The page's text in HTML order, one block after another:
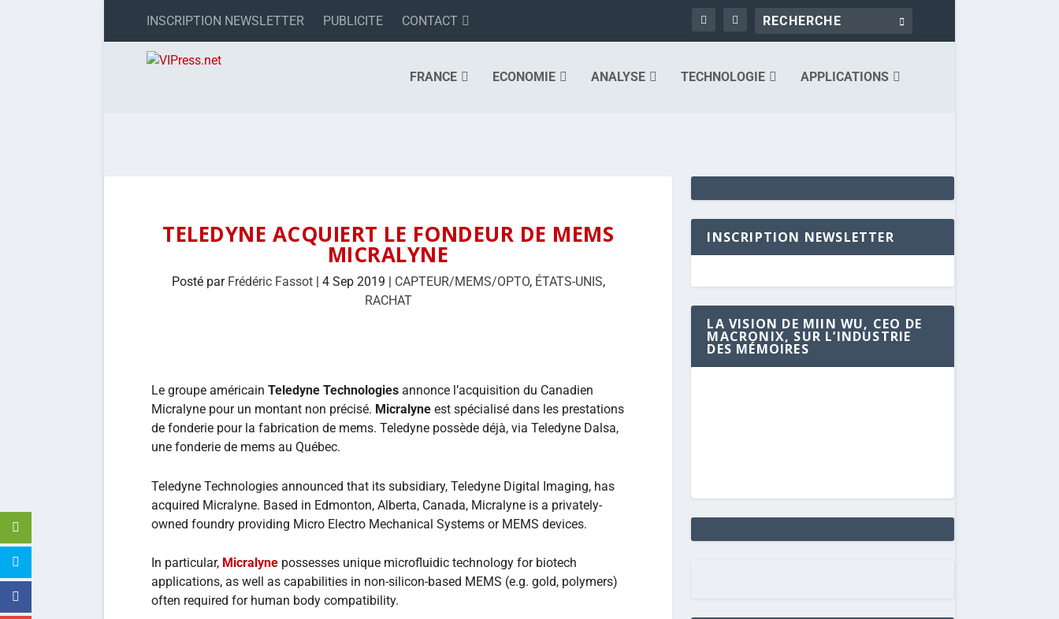
INSCRIPTION NEWSLETTER PUBLICITE CONTACT
FRANCE ECONOMIE ANALYSE TECHNOLOGIE APPLICATIONS
TELEDYNE ACQUIERT LE FONDEUR DE MEMS
MICRALYNE
Posté par Frédéric Fassot| 4 Sep 2019 | CAPTEUR/MEMS/OPTO, ÉTATS-UNIS,
RACHAT
Le groupe américain Teledyne Technologies annonce l’acquisition du Canadien
Micralyne pour un montant non précisé. Micralyne est spécialisé dans les prestations
de fonderie pour la fabrication de mems. Teledyne possède déjà, via Teledyne Dalsa,
une fonderie de mems au Québec.
Teledyne Technologies announced that its subsidiary, Teledyne Digital Imaging, has
acquired Micralyne. Based in Edmonton, Alberta, Canada, Micralyne is a privately-
owned foundry providing Micro Electro Mechanical Systems or MEMS devices.
In particular, Micralyne possesses unique microfluidic technology for biotech
applications, as well as capabilities in non-silicon-based MEMS (e.g. gold, polymers)
often required for human body compatibility.
INSCRIPTION NEWSLETTER
LA VISION DE MIIN WU, CEO DE
MACRONIX, SUR L’INDUSTRIE
DES MÉMOIRES